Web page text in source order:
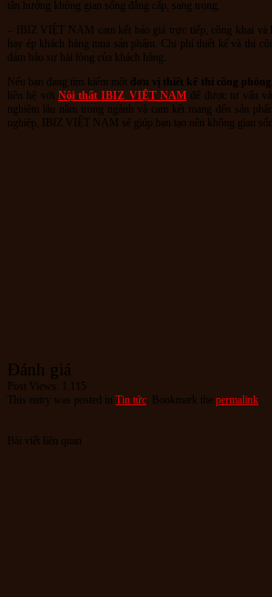
tận hưởng không gian sống đẳng cấp, sang trọng.
– IBIZ VIỆT NAM cam kết báo giá trực tiếp, công khai và
hay ép khách hàng mua sản phẩm. Chi phí thiết kế và thi
đảm bảo sự hài lòng của khách hàng.
Nếu bạn đang tìm kiếm một đơn vị thiết kế thi công
liên hệ với Nội thất IBIZ VIỆT NAMđể được tư vấn
nghiệm lâu năm trong ngành và cam kết mang đến sản
nghiệp, IBIZ VIỆT NAM sẽ giúp bạn tạo nên không gian
Đánh giá
Post Views:
1.115
This entry was posted in Tin tức . Bookmark the permalink
Bài viết liên quan